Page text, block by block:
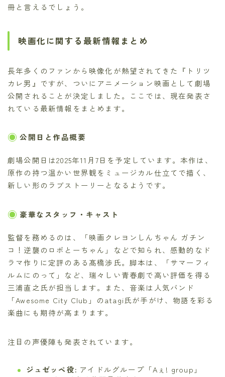
冊と言えるでしょう。
映画化に関する最新情報まとめ
長年多くのファンから映像化が熱望されてきた『トリツ
カレ男』ですが、ついにアニメーション映画として劇場
公開されることが決定しました。ここでは、現在発表さ
れている最新情報をまとめます。
公開日と作品概要
劇場公開日は2025年11月7日を予定しています。本作は、
原作の持つ温かい世界観をミュージカル仕立てで描く、
新しい形のラブストーリーとなるようです。
豪華なスタッフ・キャスト
監督を務めるのは、「映画クレヨンしんちゃん ガチン
コ！逆襲のロボとーちゃん」などで知られ、感動的なド
ラマ作りに定評のある髙橋渉氏。脚本は、「サマーフィ
ルムにのって」など、瑞々しい青春劇で高い評価を得る
三浦直之氏が担当します。また、音楽は人気バンド
「Awesome City Club」のatagi氏が手がけ、物語を彩る
楽曲にも期待が高まります。
注目の声優陣も発表されています。
ジュゼッペ役: アイドルグループ「Aぇ! group」